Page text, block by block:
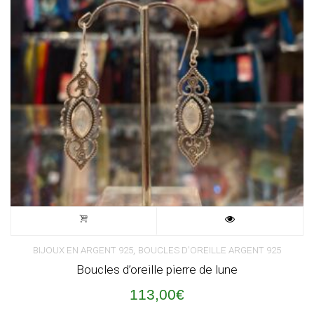
BIJOUX EN ARGENT 925, BOUCLES D'OREILLE ARGENT 925
Boucles d’oreille pierre de lune
113,00€